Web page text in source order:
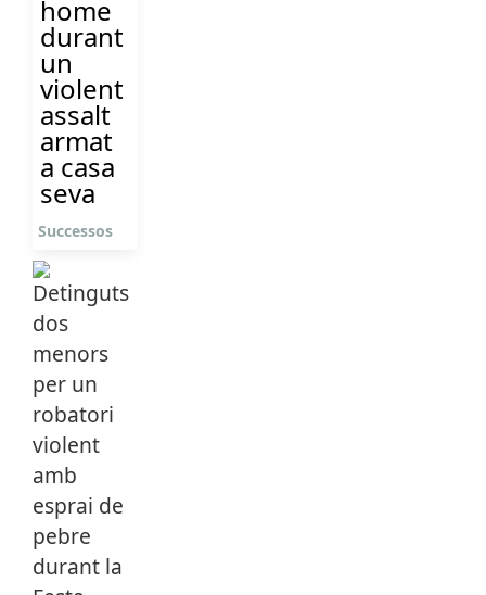
home
durant
un
violent
assalt
armat
a casa
seva
Successos